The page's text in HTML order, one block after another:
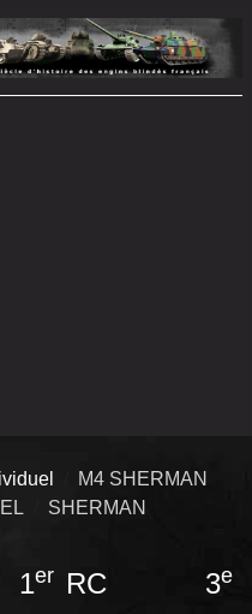
M4 SHERMAN
SHERMAN
1er RC 3e